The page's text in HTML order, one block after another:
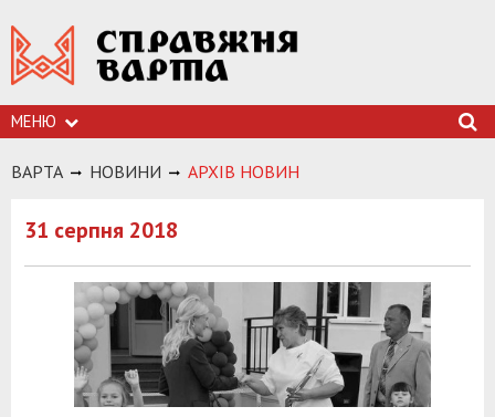
МЕНЮ
ВАРТА НОВИНИ АРХIВ НОВИН
31 серпня 2018